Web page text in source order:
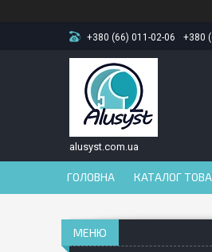
+380 (66) 011-02-06 +380
alusyst.com.ua
ГОЛОВНА КАТАЛОГ